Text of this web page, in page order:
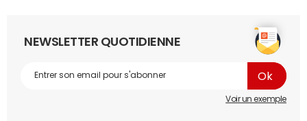
NEWSLETTER QUOTIDIENNE
Voir un exemple